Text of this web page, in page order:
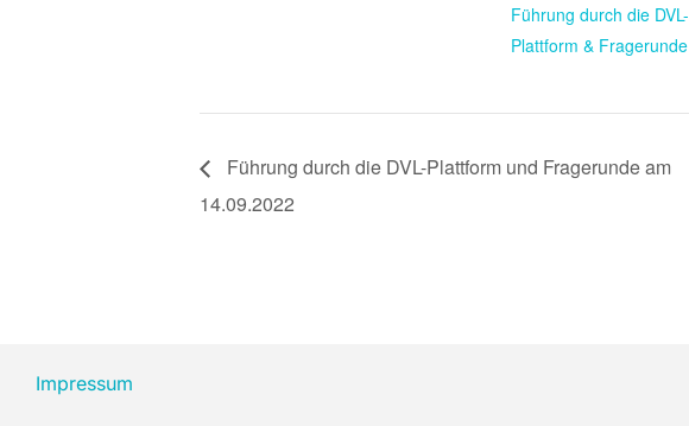
Führung durch die DVL-
Plattform & Fragerunde
Führung durch die DVL-Plattform und Fragerunde am
14.09.2022
Impressum